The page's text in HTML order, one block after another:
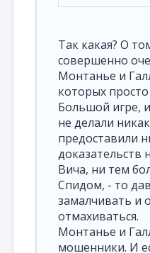
Так какая? О
совершенно
Монтанье и
которых
Большой игре,
не делали
предоставили
доказательств
Вича, ни тем
Спидом, - то
замалчивать и
отмахиваться.
Монтанье и
мошенники. И